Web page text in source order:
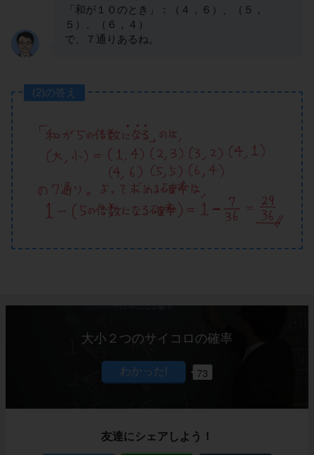
「和が１０のとき」：（４，６）、（５，
５）、（６，４）
で、７通りあるね。
(2)の答え
大小２つのサイコロの確率
73
友達にシェアしよう！